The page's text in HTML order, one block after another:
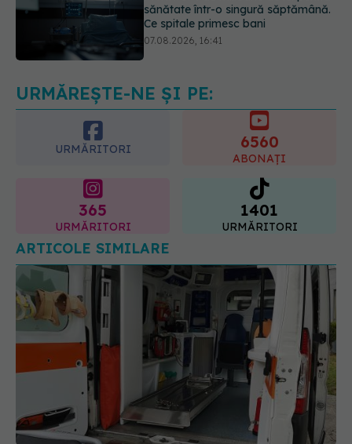
Ce spune culoarea ta preferată
despre vârsta pe care o ai. Care
URMĂREȘTE-NE ȘI PE:
URMĂRITORI 6560
ABONAȚI
365
URMĂRITORI
1401
URMĂRITORI
ARTICOLE SIMILARE